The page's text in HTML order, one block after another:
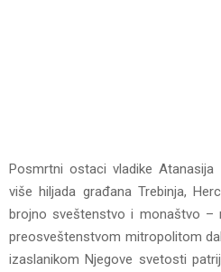
Posmrtni ostaci vladike
više hiljada građana Trebinja,
brojno sveštenstvo i monaštvo –
preosveštenstvom mitropolitom
izaslanikom Njegove svetosti